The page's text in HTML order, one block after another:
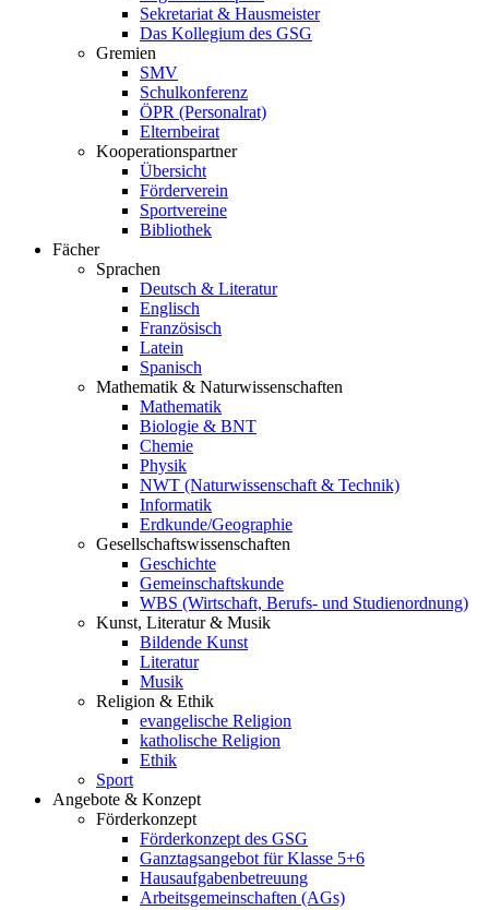
Sekretariat & Hausmeister
Das Kollegium des GSG
Gremien
SMV
Schulkonferenz
ÖPR (Personalrat)
Elternbeirat
Kooperationspartner
Übersicht
Förderverein
Sportvereine
Bibliothek
Fächer
Sprachen
Deutsch & Literatur
Englisch
Französisch
Latein
Spanisch
Mathematik & Naturwissenschaften
Mathematik
Biologie & BNT
Chemie
Physik
NWT (Naturwissenschaft & Technik)
Informatik
Erdkunde/Geographie
Gesellschaftswissenschaften
Geschichte
Gemeinschaftskunde
WBS (Wirtschaft, Berufs- und Studienordnung)
Kunst, Literatur & Musik
Bildende Kunst
Literatur
Musik
Religion & Ethik
evangelische Religion
katholische Religion
Ethik
Sport
Angebote & Konzept
Förderkonzept
Förderkonzept des GSG
Ganztagsangebot für Klasse 5+6
Hausaufgabenbetreuung
Arbeitsgemeinschaften (AGs)